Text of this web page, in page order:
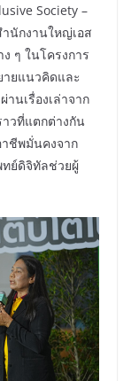
Society –
นักงานใหญ่เอส
ๆ ในโครงการ
ายแนวคิดและ
นเรื่องเล่าจาก
วที่แตกต่างกัน
ชีพมั่นคงจาก
ย์ดิจิทัลช่วยผู้